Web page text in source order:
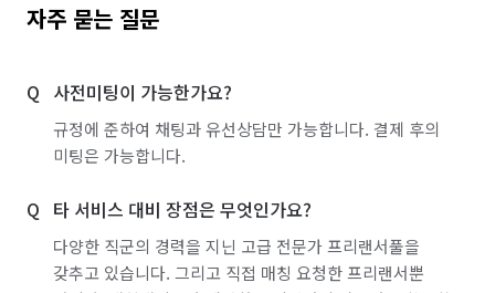
자주 묻는 질문
사전미팅이 가능한가요?
규정에 준하여 채팅과 유선상담만 가능합니다. 결제 후의
미팅은 가능합니다.
타 서비스 대비 장점은 무엇인가요?
다양한 직군의 경력을 지닌 고급 전문가 프리랜서풀을
갖추고 있습니다. 그리고 직접 매칭 요청한 프리랜서뿐